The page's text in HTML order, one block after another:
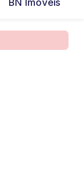
BN Imóveis